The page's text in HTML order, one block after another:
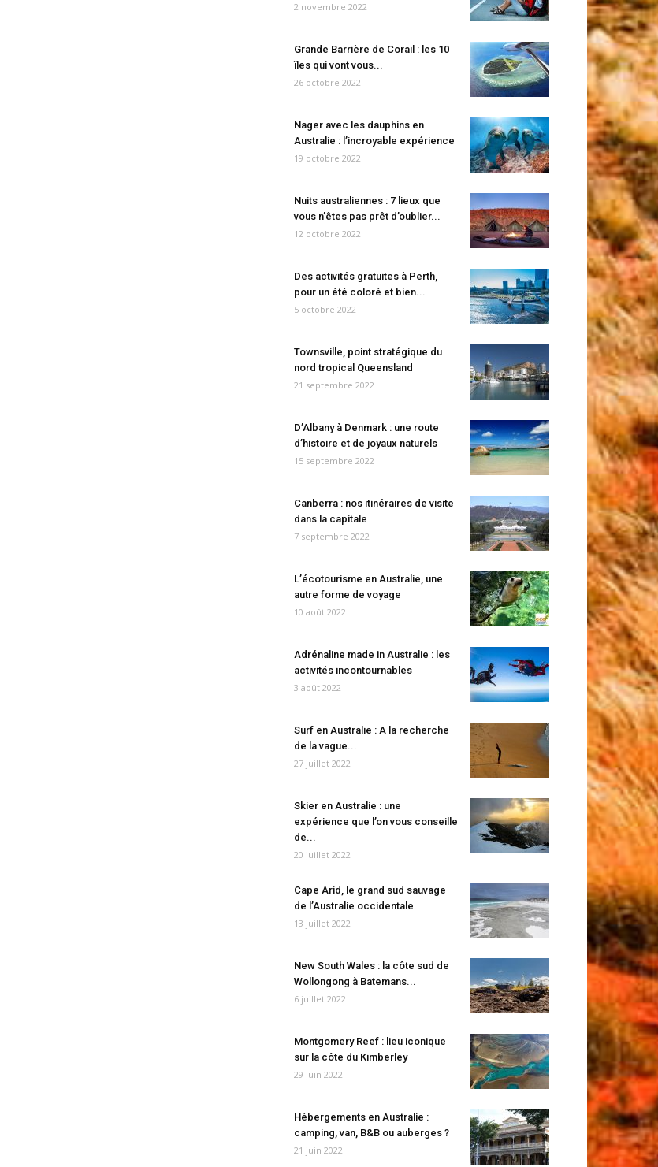
2 novembre 2022
Grande Barrière de Corail : les 10
îles qui vont vous...
26 octobre 2022
Nager avec les dauphins en
Australie : l’incroyable expérience
19 octobre 2022
Nuits australiennes : 7 lieux que
vous n’êtes pas prêt d’oublier...
12 octobre 2022
Des activités gratuites à Perth,
pour un été coloré et bien...
5 octobre 2022
Townsville, point stratégique du
nord tropical Queensland
21 septembre 2022
D’Albany à Denmark : une route
d’histoire et de joyaux naturels
15 septembre 2022
Canberra : nos itinéraires de visite
dans la capitale
7 septembre 2022
L’écotourisme en Australie, une
autre forme de voyage
10 août 2022
Adrénaline made in Australie : les
activités incontournables
3 août 2022
Surf en Australie : A la recherche
de la vague...
27 juillet 2022
Skier en Australie : une
expérience que l’on vous conseille
de...
20 juillet 2022
Cape Arid, le grand sud sauvage
de l’Australie occidentale
13 juillet 2022
New South Wales : la côte sud de
Wollongong à Batemans...
6 juillet 2022
Montgomery Reef : lieu iconique
sur la côte du Kimberley
29 juin 2022
Hébergements en Australie :
camping, van, B&B ou auberges ?
21 juin 2022